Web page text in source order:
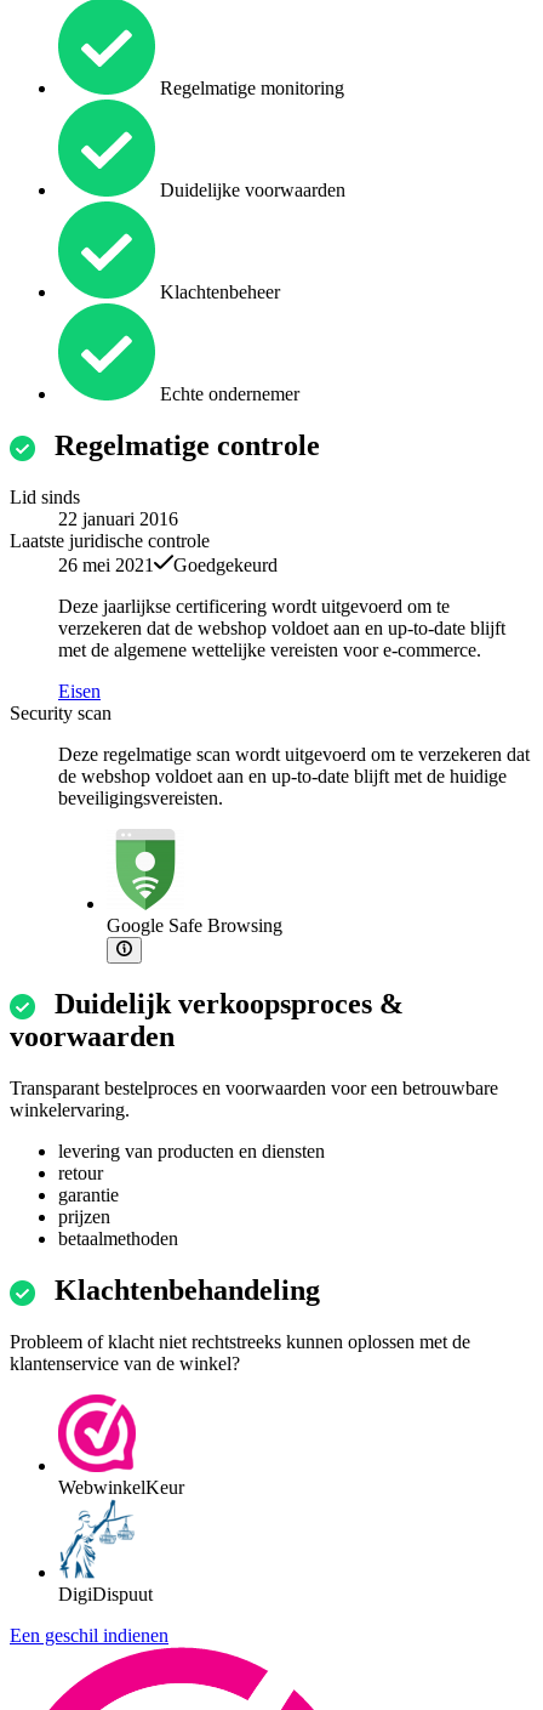
Regelmatige monitoring
Duidelijke voorwaarden
Klachtenbeheer
Echte ondernemer
Regelmatige controle
Lid sinds
22 januari 2016
Laatste juridische controle
26 mei 2021
Goedgekeurd
Deze jaarlijkse certificering wordt uitgevoerd om te
verzekeren dat de webshop voldoet aan en up-to-date blijft
met de algemene wettelijke vereisten voor e-commerce.
Eisen
Security scan
Deze regelmatige scan wordt uitgevoerd om te verzekeren dat
de webshop voldoet aan en up-to-date blijft met de huidige
beveiligingsvereisten.
Google Safe Browsing
Duidelijk verkoopsproces &
voorwaarden
Transparant bestelproces en voorwaarden voor een betrouwbare
winkelervaring.
levering van producten en diensten
retour
garantie
prijzen
betaalmethoden
Klachtenbehandeling
Probleem of klacht niet rechtstreeks kunnen oplossen met de
klantenservice van de winkel?
WebwinkelKeur
DigiDispuut
Een geschil indienen